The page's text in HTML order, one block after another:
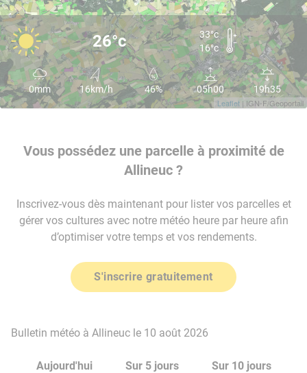
Leaflet | IGN-F/Geoportail
26°c
33°c
16°c
0mm 16km/h 46% 05h00 19h35
Vous possédez une parcelle à proximité de
Allineuc ?
Inscrivez-vous dès maintenant pour lister vos parcelles et
gérer vos cultures avec notre météo heure par heure afin
d’optimiser votre temps et vos rendements.
S'inscrire gratuitement
Bulletin météo à Allineuc le 10 août 2026
Aujourd'hui Sur 5 jours Sur 10 jours